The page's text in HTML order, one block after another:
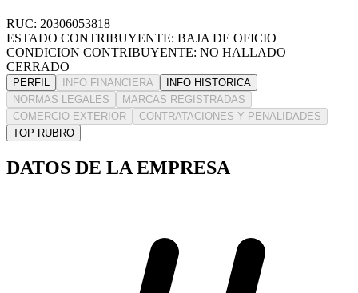
RUC: 20306053818
ESTADO CONTRIBUYENTE: BAJA DE OFICIO
CONDICION CONTRIBUYENTE: NO HALLADO
CERRADO
PERFIL INFO FINANCIERA
INFO HISTORICA
NORMAS LEGALES
MARCAS REGISTRADAS
COMERCIO EXTERIOR
CONTRATACIONES Y PENALIDADES
TOP RUBRO
DATOS DE LA EMPRESA